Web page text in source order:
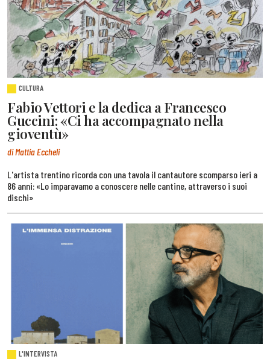
CULTURA
Fabio Vettori e la dedica a Francesco
Guccini: «Ci ha accompagnato nella
gioventù»
di Mattia Eccheli
L'artista trentino ricorda con una tavola il cantautore scomparso ieri a
86 anni: «Lo imparavamo a conoscere nelle cantine, attraverso i suoi
dischi»
L'INTERVISTA